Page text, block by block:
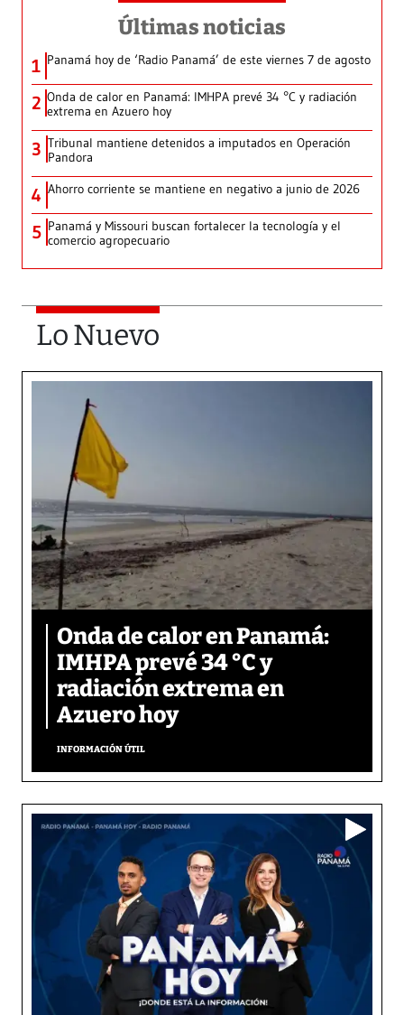
Últimas noticias
1 Panamá hoy de ‘Radio Panamá’ de este viernes 7 de agosto
2 Onda de calor en Panamá: IMHPA prevé 34 °C y radiación
extrema en Azuero hoy
3 Tribunal mantiene detenidos a imputados en Operación
Pandora
4 Ahorro corriente se mantiene en negativo a junio de 2026
5 Panamá y Missouri buscan fortalecer la tecnología y el
comercio agropecuario
Lo Nuevo
Onda de calor en Panamá:
IMHPA prevé 34 °C y
radiación extrema en
Azuero hoy
INFORMACIÓN ÚTIL